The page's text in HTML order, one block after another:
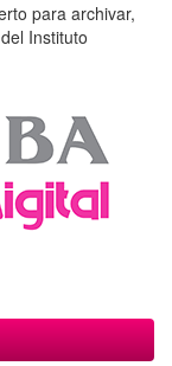
para archivar,
Instituto